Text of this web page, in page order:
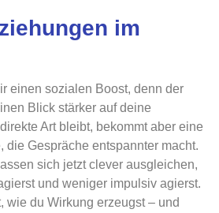
im
einen sozialen Boost, denn der
Blick stärker auf deine
Art bleibt, bekommt aber eine
die Gespräche entspannter macht.
sich jetzt clever ausgleichen,
und weniger impulsiv agierst.
wie du Wirkung erzeugst – und